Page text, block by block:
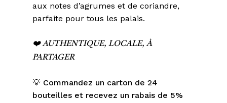
aux notes d’agrumes et de coriandre,
parfaite pour tous les palais.
❤️ AUTHENTIQUE, LOCALE, À
PARTAGER
💡 Commandez un carton de 24
bouteilles et recevez un rabais de 5%